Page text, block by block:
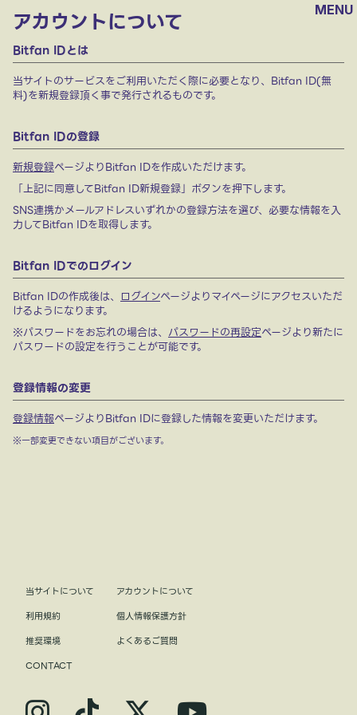
MENU
アカウントについて
Bitfan IDとは
当サイトのサービスをご利用いただく際に必要となり、Bitfan ID(無
料)を新規登録頂く事で発行されるものです。
Bitfan IDの登録
新規登録ページよりBitfan IDを作成いただけます。
「上記に同意してBitfan ID新規登録」ボタンを押下します。
SNS連携かメールアドレスいずれかの登録方法を選び、必要な情報を入
力してBitfan IDを取得します。
Bitfan IDでのログイン
Bitfan IDの作成後は、 ログインページよりマイページにアクセスいただ
けるようになります。
※パスワードをお忘れの場合は、 パスワードの再設定ページより新たに
パスワードの設定を行うことが可能です。
登録情報の変更
登録情報ページよりBitfan IDに登録した情報を変更いただけます。
※一部変更できない項目がございます。
当サイトについて
アカウントについて
利用規約
個人情報保護方針
推奨環境
よくあるご質問
CONTACT